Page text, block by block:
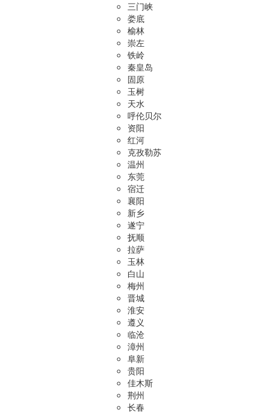
三门峡
娄底
榆林
崇左
铁岭
秦皇岛
固原
玉树
天水
呼伦贝尔
资阳
红河
克孜勒苏
温州
东莞
宿迁
襄阳
新乡
遂宁
抚顺
拉萨
玉林
白山
梅州
晋城
淮安
遵义
临沧
漳州
阜新
贵阳
佳木斯
荆州
长春